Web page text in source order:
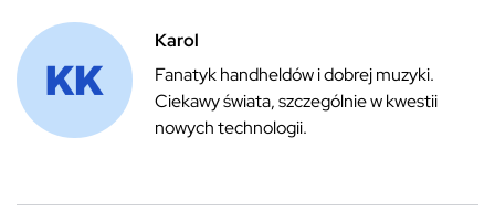
Karol
Fanatyk handheldów i dobrej muzyki.
Ciekawy świata, szczególnie w kwestii
nowych technologii.